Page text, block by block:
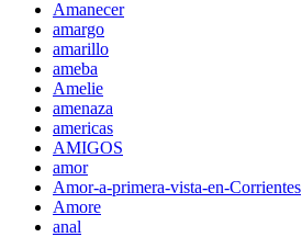
Amanecer
amargo
amarillo
ameba
Amelie
amenaza
americas
AMIGOS
amor
Amor-a-primera-vista-en-Corrientes
Amore
anal